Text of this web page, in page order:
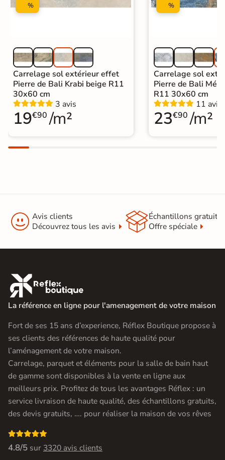
express
%
Carrelage sol extérieur effet
Pierre de Bali Krabi beige R11
30x60 cm
3 avis
19€90 /m²
%
Carrelage sol
Pierre de Bali
R11 30x60 cm
11 avis
23€90 /m²
 Avis clients
Découvrez tous les avis
Échantillons gratuit
Offre spéciale

La référence en ligne pour l'amenagement de votre maison
Fort de ses 15 ans d’experience, Réflex Boutique propose à
ses clients des références de haute qualité pour
l’aménagement de votre maison.
Carrelage, parquet et éléments pour la salle de bain haut
de gamme sont disponibles à la vente en ligne aux
meilleurs prix. Profitez de tous les avantages Réflex : un
service livraison de haute qualité, des échantillons gratuits,
des devis gratuits, …. pour réaliser la maison de vos rêves

4.8/5 sur 3320 avis clients